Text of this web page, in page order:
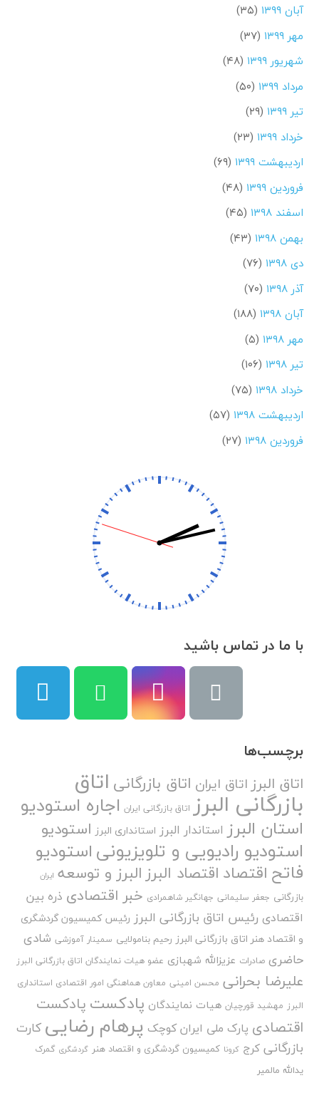
آبان ۱۳۹۹
(۳۵)
مهر ۱۳۹۹
(۳۷)
شهریور ۱۳۹۹
(۴۸)
مرداد ۱۳۹۹
(۵۰)
تیر ۱۳۹۹
(۲۹)
خرداد ۱۳۹۹
(۲۳)
اردیبهشت ۱۳۹۹
(۶۹)
فروردین ۱۳۹۹
(۴۸)
اسفند ۱۳۹۸
(۴۵)
بهمن ۱۳۹۸
(۴۳)
دی ۱۳۹۸
(۷۶)
آذر ۱۳۹۸
(۷۰)
آبان ۱۳۹۸
(۱۸۸)
مهر ۱۳۹۸
(۵)
تیر ۱۳۹۸
(۱۰۶)
خرداد ۱۳۹۸
(۷۵)
اردیبهشت ۱۳۹۸
(۵۷)
فروردین ۱۳۹۸
(۲۷)
با ما در تماس باشید
برچسب‌ها
اتاق البرز اتاق ایران اتاق بازرگانی اتاق
بازرگانی البرز اتاق بازرگانی ایران اجاره استودیو
استان البرز استاندار البرز استانداری البرز استودیو
استودیو رادیویی و تلویزیونیاستودیو
فاتح اقتصاد اقتصاد البرزالبرز و توسعه ایران
بازرگانی جعفر سلیمانی جهانگیر شاهمرادی خبر اقتصادی ذره بین
اقتصادی رئیس اتاق بازرگانی البرز رئیس کمیسیون گردشگری
و اقتصاد هنر اتاق بازرگانی البرز رحیم بنامولایی سمینار آموزشی شادی
حاضری صادرات عزیزالله شهبازی عضو هیات نمایندگان اتاق بازرگانی البرز
علیرضا بحرانی محسن امینی معاون هماهنگی امور اقتصادی استانداری
البرز مهشید قورچیان هیات نمایندگان پادکست پادکست
اقتصادی پارک ملی ایران کوچک پرهام رضایی کارت
بازرگانی کرج کرونا کمیسیون گردشگری و اقتصاد هنر گردشگری گمرک
یدالله مالمیر